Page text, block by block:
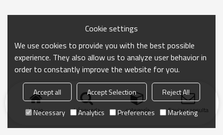
Inicio búsqueda categoría Enviar consulta
Cookie settings
We use cookies to provide you with the best possible
experience. They also allow us to analyze user behavior in
order to constantly improve the website for you.
Accept all Accept Selection
Reject All
Necessary
Analytics Preferences Marketing